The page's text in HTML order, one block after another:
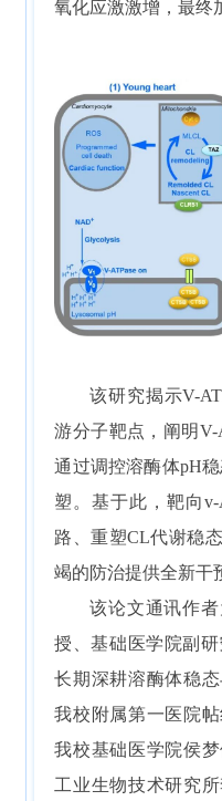
氧化应激激增，最终
该研究揭示V-
游分子靶点，阐明V-
通过调控溶酶体pH
塑。基于此，靶向v-
路、重塑CL代谢稳
竭的防治提供全新干
该论文通讯作
授、基础医学院副
长期深耕溶酶体稳
我校附属第一医院
我校基础医学院侯
工业生物技术研究